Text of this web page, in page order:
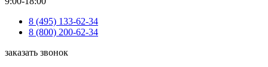
8 (495) 133-62-34
8 (800) 200-62-34
заказать звонок